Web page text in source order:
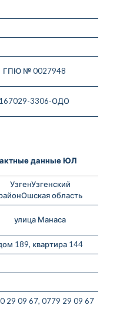
ГПЮ № 0027948
167029-3306-ОДО
данные ЮЛ
УзгенУзгенский
область
улица Манаса
189, квартира 144
29 09 67, 0779 29 09 67